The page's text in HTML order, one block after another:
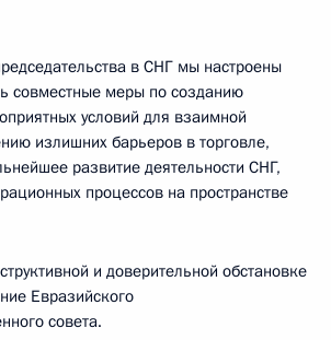
в СНГ мы настроены
совместные меры по созданию
условий для взаимной
излишних барьеров в торговле,
развитие деятельности СНГ,
процессов на пространстве
и доверительной обстановке
Евразийского
совета.